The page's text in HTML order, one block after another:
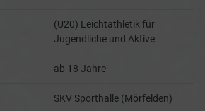
(U20) Leichtathletik für
Jugendliche und Aktive
ab 18 Jahre
SKV Sporthalle (Mörfelden)